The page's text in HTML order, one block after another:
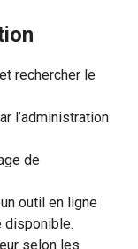
rechercher le
l’administration
de
outil en ligne
disponible.
selon les